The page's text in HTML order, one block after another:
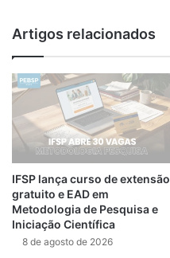
Artigos relacionados
IFSP lança curso de extensão
gratuito e EAD em
Metodologia de Pesquisa e
Iniciação Científica
8 de agosto de 2026